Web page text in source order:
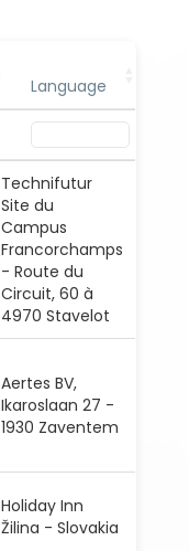
Language
Technifutur
Site du
Campus
Francorchamps
- Route du
Circuit, 60 à
4970 Stavelot
Aertes BV,
Ikaroslaan 27 -
1930 Zaventem
Holiday Inn
Žilina - Slovakia